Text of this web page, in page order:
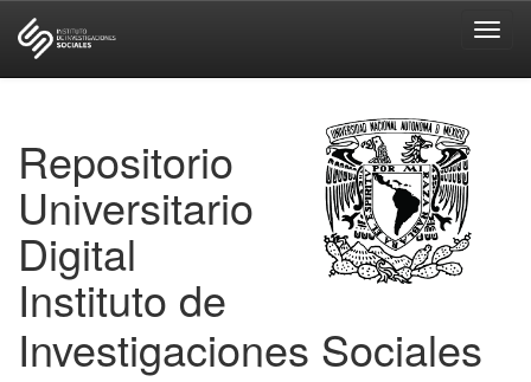
Repositorio
Universitario
Digital
Instituto de
Investigaciones Sociales